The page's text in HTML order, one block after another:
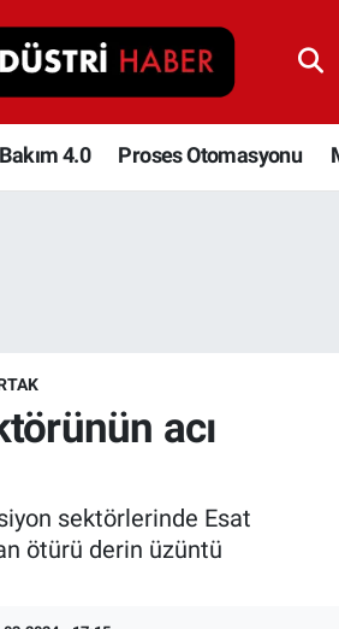
Bakım 4.0 Proses Otomasyonu
acı
sektörlerinde Esat
ötürü derin üzüntü